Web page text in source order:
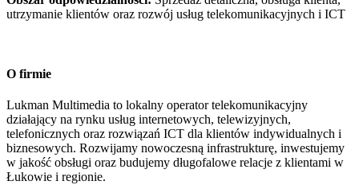
utrzymanie klientów oraz rozwój usług telekomunikacyjnych i ICT
O firmie
Lukman Multimedia to lokalny operator telekomunikacyjny
działający na rynku usług internetowych, telewizyjnych,
telefonicznych oraz rozwiązań ICT dla klientów indywidualnych i
biznesowych. Rozwijamy nowoczesną infrastrukturę, inwestujemy
w jakość obsługi oraz budujemy długofalowe relacje z klientami w
Łukowie i regionie.